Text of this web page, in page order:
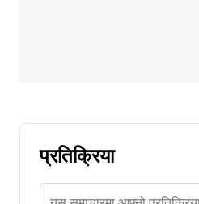
प्रतिक्रिया